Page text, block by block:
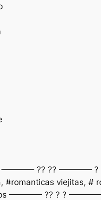
———— ?? ?? ———— ?
#romanticas viejitas,
———— ?? ? ? ————-